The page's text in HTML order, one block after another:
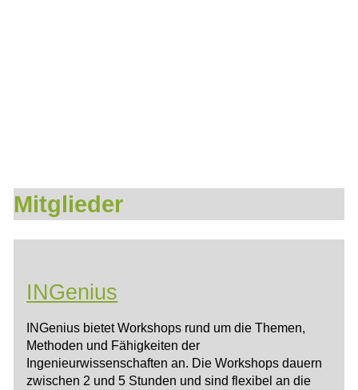
Mitglieder
INGenius
INGenius bietet Workshops rund um die Themen,
Methoden und Fähigkeiten der
Ingenieurwissenschaften an. Die Workshops dauern
zwischen 2 und 5 Stunden und sind flexibel an die